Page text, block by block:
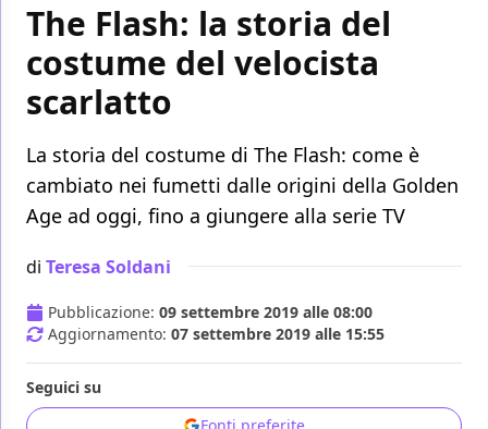
The Flash: la storia del
costume del velocista
scarlatto
La storia del costume di The Flash: come è
cambiato nei fumetti dalle origini della Golden
Age ad oggi, fino a giungere alla serie TV
di Teresa Soldani
Pubblicazione: 09 settembre 2019 alle 08:00
Aggiornamento: 07 settembre 2019 alle 15:55
Seguici su